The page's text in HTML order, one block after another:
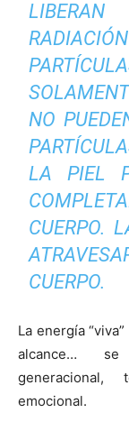
NO
LA PIEL
CUERPO.
CUERPO.
La energía
alcance… se
generacional,
emocional.